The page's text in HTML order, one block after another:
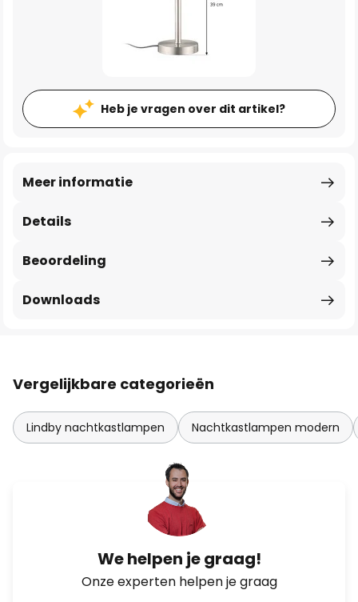
Heb je vragen over dit artikel?
Details
Meer informatie
Beoordeling
Downloads
Vergelijkbare categorieën
Lindby nachtkastlampen Nachtkastlampen modern
We helpen je graag!
Onze experten helpen je graag